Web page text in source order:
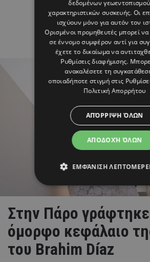
Στην Πάρο
όμορφο κεφάλαιο
του Brahim Díaz
δεδομένων
χαρακτηριστικών συσκευής. Οι
ισχύουν μόνο για αυτόν τον
Ορισμένοι προμηθευτές μπορεί να
σε έννομο συμφέρον αντί για
έχετε το δικαίωμα να
Ρυθμίσεις διαφήμισης.
ανακαλέσετε τη
οποιαδήποτε στιγμή στις
Πολιτική Απορρήτου
ΑΠΟΔΟΧΉ ΌΛΩΝ
ΑΠΌΡΡΙΨΗ ΌΛΩΝ
ΕΜΦΆΝΙΣΗ